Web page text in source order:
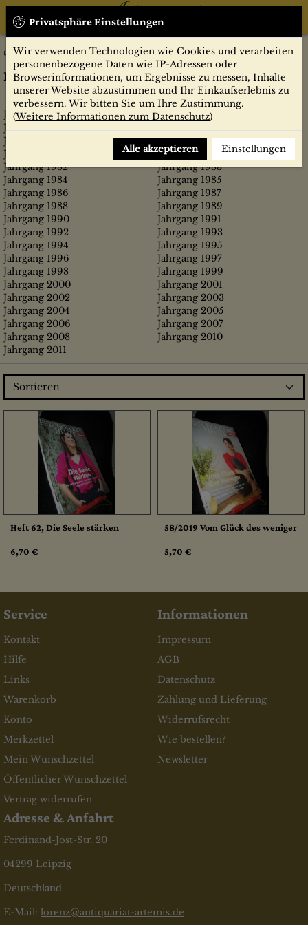
Privatsphäre Einstellungen
Wir verwenden Technologien wie Cookies und verarbeiten
personenbezogene Daten wie IP-Adressen oder
Browserinformationen, um Ergebnisse zu messen, Inhalte
unserer Website abzustimmen und Ihr Einkaufserlebnis zu
verbessern. Wir bitten Sie um Ihre Zustimmung.
(Weitere Informationen zum Datenschutz)
Alle akzeptieren Einstellungen
Zeitschriften Psychologie heute
Psychologie heute
Jahrgang 1974
Jahrgang 1975
Jahrgang 1976
Jahrgang 1978
Jahrgang 1979
Jahrgang 1980
Jahrgang 1981
Jahrgang 1982
Jahrgang 1983
Jahrgang 1984
Jahrgang 1985
Jahrgang 1986
Jahrgang 1987
Jahrgang 1988
Jahrgang 1989
Jahrgang 1990
Jahrgang 1991
Jahrgang 1992
Jahrgang 1993
Jahrgang 1994
Jahrgang 1995
Jahrgang 1996
Jahrgang 1997
Jahrgang 1998
Jahrgang 1999
Jahrgang 2000
Jahrgang 2001
Jahrgang 2002
Jahrgang 2003
Jahrgang 2004
Jahrgang 2005
Jahrgang 2006
Jahrgang 2007
Jahrgang 2008
Jahrgang 2010
Jahrgang 2011
Sortieren
Heft 62, Die Seele stärken
6,70 €
58/2019 Vom Glück des weniger
5,70 €
Service
Kontakt
Hilfe
Links
Warenkorb
Konto
Merkzettel
Mein Wunschzettel
Öffentlicher Wunschzettel
Vertrag widerrufen
Informationen
Impressum
AGB
Datenschutz
Zahlung und Lieferung
Widerrufsrecht
Wie bestellen?
Newsletter
Adresse & Anfahrt
Ferdinand-Jost-Str. 20
04299 Leipzig
Deutschland
E-Mail: lorenz@antiquariat-artemis.de